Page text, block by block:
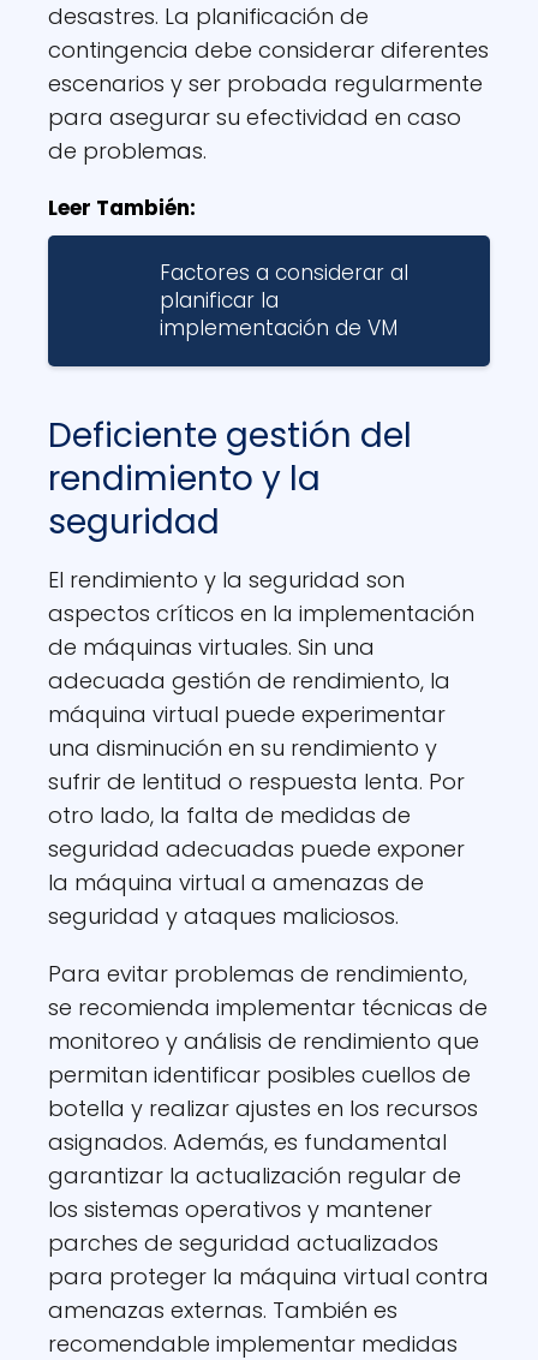
desastres. La planificación de
contingencia debe considerar diferentes
escenarios y ser probada regularmente
para asegurar su efectividad en caso
de problemas.
Leer También:
Factores a considerar al
planificar la
implementación de VM
Deficiente gestión del
rendimiento y la
seguridad
El rendimiento y la seguridad son
aspectos críticos en la implementación
de máquinas virtuales. Sin una
adecuada gestión de rendimiento, la
máquina virtual puede experimentar
una disminución en su rendimiento y
sufrir de lentitud o respuesta lenta. Por
otro lado, la falta de medidas de
seguridad adecuadas puede exponer
la máquina virtual a amenazas de
seguridad y ataques maliciosos.
Para evitar problemas de rendimiento,
se recomienda implementar técnicas de
monitoreo y análisis de rendimiento que
permitan identificar posibles cuellos de
botella y realizar ajustes en los recursos
asignados. Además, es fundamental
garantizar la actualización regular de
los sistemas operativos y mantener
parches de seguridad actualizados
para proteger la máquina virtual contra
amenazas externas. También es
recomendable implementar medidas